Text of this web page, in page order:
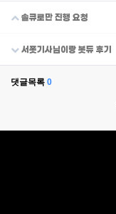
솔큐로만 진행 요청
서폿기사님이랑 봇듀 후기
댓글목록 0